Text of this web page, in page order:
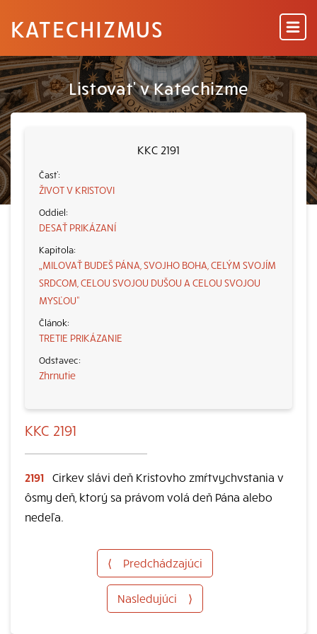
KATECHIZMUS
Listovať v Katechizme
KKC 2191
ŽIVOT V KRISTOVI
DESAŤ PRIKÁZANÍ
„MILOVAŤ BUDEŠ PÁNA, SVOJHO BOHA, CELÝM SVOJÍM
SRDCOM, CELOU SVOJOU DUŠOU A CELOU SVOJOU
MYSĽOU“
TRETIE PRIKÁZANIE
Zhrnutie
KKC 2191
2191 Cirkev slávi deň Kristovho zmŕtvychvstania v
ôsmy deň, ktorý sa právom volá deň Pána alebo
nedeľa.
⟨ Predchádzajúci
Nasledujúci ⟩